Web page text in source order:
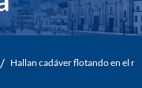
/ Hallan cadáver flotando en el